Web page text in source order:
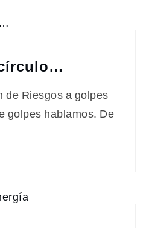
Riesgos a golpes
golpes hablamos. De